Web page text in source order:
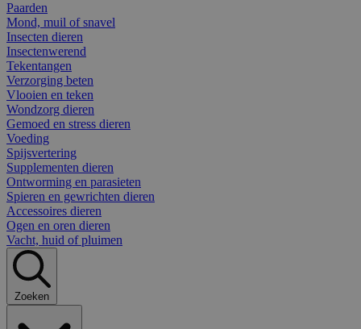
Paarden
Mond, muil of snavel
Insecten dieren
Insectenwerend
Tekentangen
Verzorging beten
Vlooien en teken
Wondzorg dieren
Gemoed en stress dieren
Voeding
Spijsvertering
Supplementen dieren
Ontworming en parasieten
Spieren en gewrichten dieren
Accessoires dieren
Ogen en oren dieren
Vacht, huid of pluimen
Zoeken